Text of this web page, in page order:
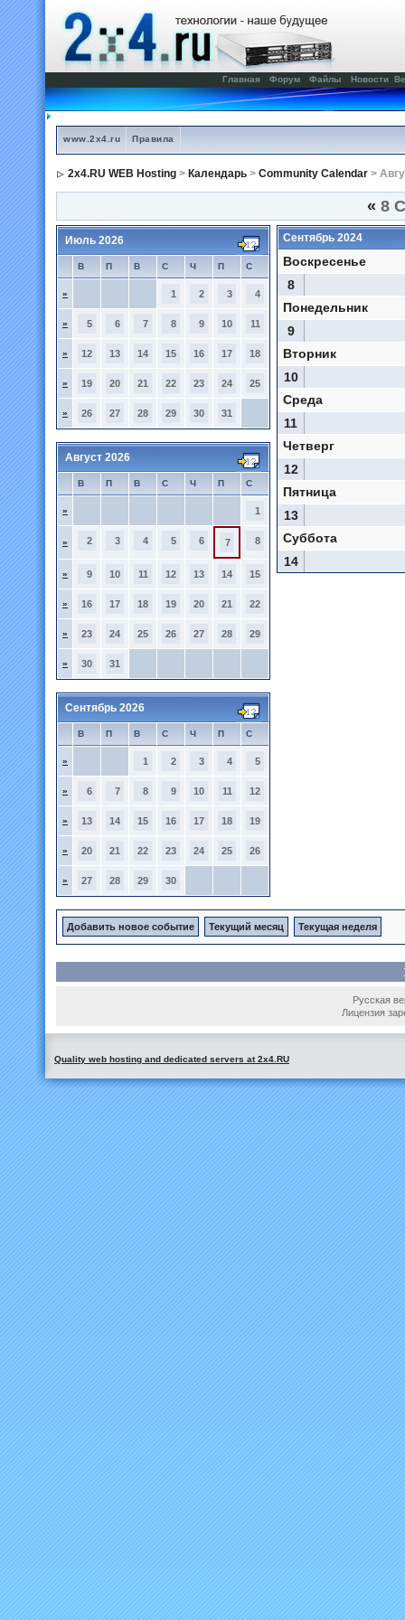
Главная Форум Файлы Новости
www.2x4.ru Правила
2x4.RU WEB Hosting > Календарь > Community Calendar >
« 8
Июль 2026
В П В С Ч П С
» 1 2 3 4
» 5 6 7 8 9 10 11
» 12 13 14 15 16 17 18
» 19 20 21 22 23 24 25
» 26 27 28 29 30 31
Август 2026
В П В С Ч П С
» 1
» 2 3 4 5 6 7 8
» 9 10 11 12 13 14 15
» 16 17 18 19 20 21 22
» 23 24 25 26 27 28 29
» 30 31
Сентябрь 2026
В П В С Ч П С
» 1 2 3 4 5
» 6 7 8 9 10 11 12
» 13 14 15 16 17 18 19
» 20 21 22 23 24 25 26
» 27 28 29 30
Сентябрь 2024
Воскресенье
8
Понедельник
9
Вторник
10
Среда
11
Четверг
12
Пятница
13
Суббота
14
Добавить новое событие Текущий месяц Текущая неделя
Русская
Лицензия
Quality web hosting and dedicated servers at 2x4.RU